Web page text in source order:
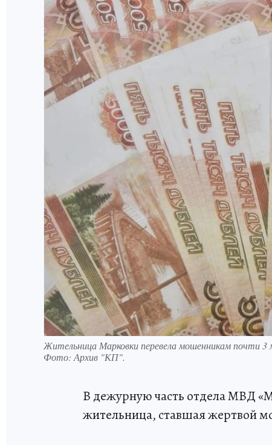
Жительница Марковки перевела мошенникам почти 3
Фото: Архив "КП".
В дежурную часть отдела МВД
жительница, ставшая жертвой